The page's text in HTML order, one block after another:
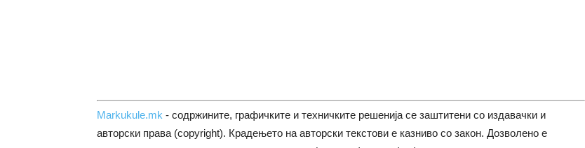
Markukule.mk - содржините, графичките и техничките решенија се заштитени со издавачки и
авторски права (copyright). Крадењето на авторски текстови е казниво со закон. Дозволено е